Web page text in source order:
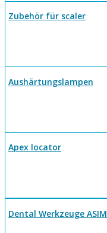
Zubehör für scaler
Aushärtungslampen
Apex locator
Dental Werkzeuge ASIM